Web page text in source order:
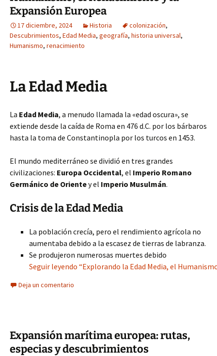
Expansión Europea
17 diciembre, 2024 Historia colonización,
Descubrimientos, Edad Media, geografía, historia universal,
Humanismo, renacimiento
La Edad Media
La Edad Media, a menudo llamada la «edad oscura», se
extiende desde la caída de Roma en 476 d.C. por los bárbaros
hasta la toma de Constantinopla por los turcos en 1453.
El mundo mediterráneo se dividió en tres grandes
civilizaciones: Europa Occidental, el Imperio Romano
Germánico de Orientey el Imperio Musulmán.
Crisis de la Edad Media
La población crecía, pero el rendimiento agrícola no
aumentaba debido a la escasez de tierras de labranza.
Se produjeron numerosas muertes debido
Seguir leyendo “Explorando la Edad Media, el
Deja un comentario
Expansión marítima europea: rutas,
especias y descubrimientos